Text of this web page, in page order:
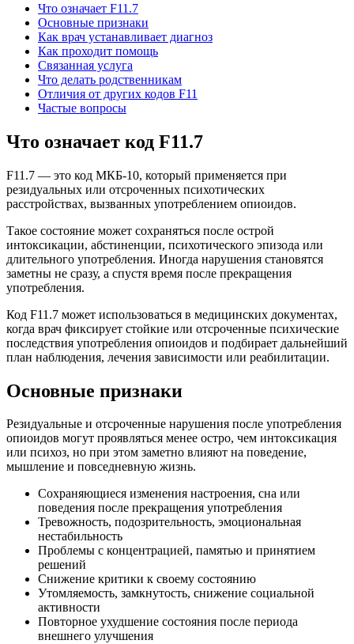
Что означает F11.7
Основные признаки
Как врач устанавливает диагноз
Как проходит помощь
Связанная услуга
Что делать родственникам
Отличия от других кодов F11
Частые вопросы
Что означает код F11.7
F11.7 — это код МКБ-10, который применяется при
резидуальных или отсроченных психотических
расстройствах, вызванных употреблением опиоидов.
Такое состояние может сохраняться после острой
интоксикации, абстиненции, психотического эпизода или
длительного употребления. Иногда нарушения становятся
заметны не сразу, а спустя время после прекращения
употребления.
Код F11.7 может использоваться в медицинских документах,
когда врач фиксирует стойкие или отсроченные психические
последствия употребления опиоидов и подбирает дальнейший
план наблюдения, лечения зависимости или реабилитации.
Основные признаки
Резидуальные и отсроченные нарушения после употребления
опиоидов могут проявляться менее остро, чем интоксикация
или психоз, но при этом заметно влияют на поведение,
мышление и повседневную жизнь.
Сохраняющиеся изменения настроения, сна или
поведения после прекращения употребления
Тревожность, подозрительность, эмоциональная
нестабильность
Проблемы с концентрацией, памятью и принятием
решений
Снижение критики к своему состоянию
Утомляемость, замкнутость, снижение социальной
активности
Повторное ухудшение состояния после периода
внешнего улучшения